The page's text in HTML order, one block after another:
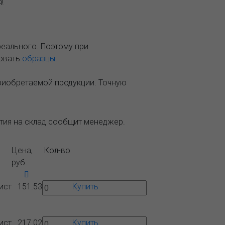
Поэтому при
образцы.
продукции. Точную
на склад сообщит менеджер.
Цена,
руб.
Кол-во
151.53 Купить
217.02 Купить